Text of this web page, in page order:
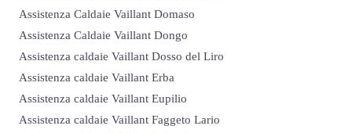
Assistenza Caldaie Vaillant Domaso
Assistenza Caldaie Vaillant Dongo
Assistenza caldaie Vaillant Dosso del Liro
Assistenza caldaie Vaillant Erba
Assistenza caldaie Vaillant Eupilio
Assistenza caldaie Vaillant Faggeto Lario